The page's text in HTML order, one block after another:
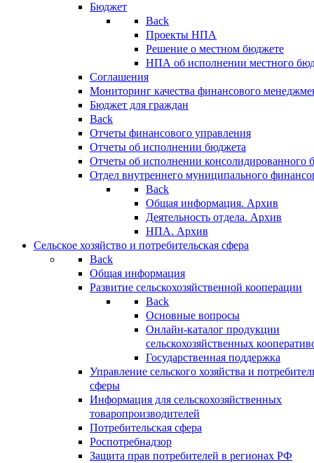
Бюджет
Back
Проекты НПА
Решение о местном бюджете
НПА об исполнении местного
Соглашения
Мониторинг качества финансового
Бюджет для граждан
Back
Отчеты финансового управления
Отчеты об исполнении бюджета
Отчеты об исполнении консолидированного
Отдел внутреннего муниципального
Back
Общая информация. Архив
Деятельность отдела. Архив
НПА. Архив
Сельское хозяйство и потребительская сфера
Back
Общая информация
Развитие сельскохозяйственной кооперации
Back
Основные вопросы
Онлайн-каталог продукции
сельскохозяйственных
Государственная поддержка
Управление сельского хозяйства и
сферы
Информация для сельскохозяйственных
товаропроизводителей
Потребительская сфера
Роспотребнадзор
Защита прав потребителей в регионах РФ